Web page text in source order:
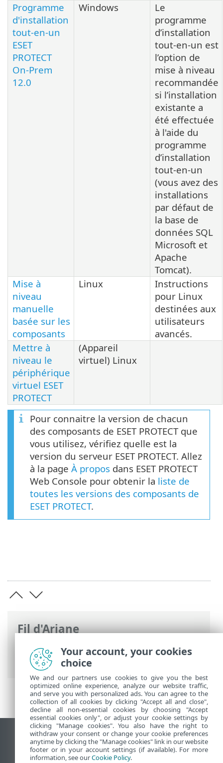
Fil d'Ariane
Aide en ligne d'ESET>ESET PROTECT On-
Prem>Mettre à niveau
Programme
d'installation
tout-en-un
ESET
PROTECT
On-Prem
12.0
Windows
Le
programme
d’installation
tout-en-un est
l’option de
mise à niveau
recommandée
si l’installation
existante a
été effectuée
à l'aide du
programme
d’installation
tout-en-un
(vous avez des
installations
par défaut de
la base de
données SQL
Microsoft et
Apache
Tomcat).
Mise à
niveau
manuelle
basée sur les
composants
Linux
Instructions
pour Linux
destinées aux
utilisateurs
avancés.
Mettre à
niveau le
périphérique
virtuel ESET
PROTECT
(Appareil
virtuel) Linux
Pour connaitre la version de chacun
des composants de ESET PROTECT que
vous utilisez, vérifiez quelle est la
version du serveur ESET PROTECT. Allez
à la page À propos dans ESET PROTECT
Web Console pour obtenir la liste de
toutes les versions des composants de
ESET PROTECT.
Afficher le site pour ordinateur de bureau
End of Life
Your account, your cookies
choice
We and our partners use cookies to give you the best
optimized online experience, analyze our website traffic,
and serve you with personalized ads. You can agree to the
collection of all cookies by clicking "Accept all and close",
decline all non-essential cookies by choosing "Accept
essential cookies only", or adjust your cookie settings by
clicking "Manage cookies". You also have the right to
withdraw your consent or change your cookie preferences
anytime by clicking the "Manage cookies" link in our website
footer or in your account settings (if available). For more
information, see ourCookie Policy.